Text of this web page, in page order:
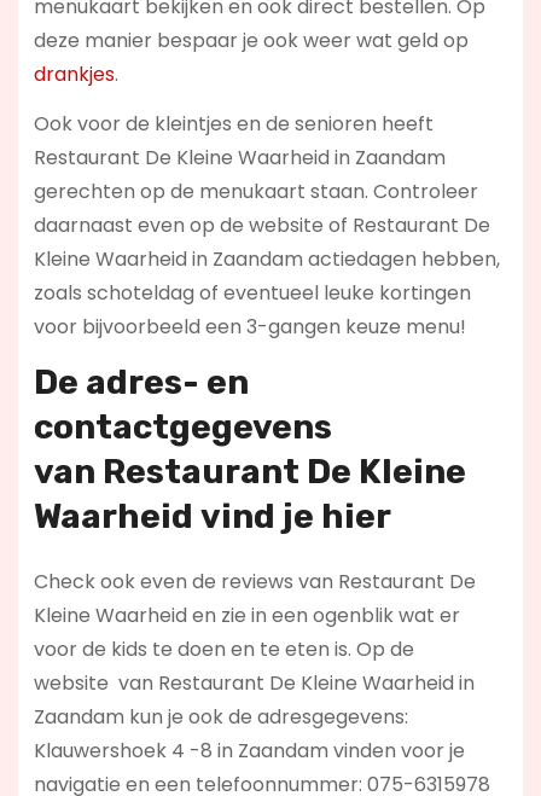
menukaart bekijken en ook direct bestellen. Op
deze manier bespaar je ook weer wat geld op
drankjes.
Ook voor de kleintjes en de senioren heeft
Restaurant De Kleine Waarheid in Zaandam
gerechten op de menukaart staan. Controleer
daarnaast even op de website of Restaurant De
Kleine Waarheid in Zaandam actiedagen hebben,
zoals schoteldag of eventueel leuke kortingen
voor bijvoorbeeld een 3-gangen keuze menu!
De adres- en
contactgegevens
van Restaurant De Kleine
Waarheid vind je hier
Check ook even de reviews van Restaurant De
Kleine Waarheid en zie in een ogenblik wat er
voor de kids te doen en te eten is. Op de
website van Restaurant De Kleine Waarheid in
Zaandam kun je ook de adresgegevens:
Klauwershoek 4 -8 in Zaandam vinden voor je
navigatie en een telefoonnummer: 075-6315978